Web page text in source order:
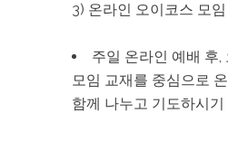
3) 온라인 오이코스 모임
주일 온라인 예배 후,
모임 교재를 중심으로
함께 나누고 기도하시기